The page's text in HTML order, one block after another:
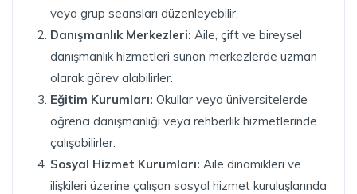
veya grup seansları düzenleyebilir.
Danışmanlık Merkezleri: Aile, çift ve bireysel
danışmanlık hizmetleri sunan merkezlerde uzman
olarak görev alabilirler.
Eğitim Kurumları: Okullar veya üniversitelerde
öğrenci danışmanlığı veya rehberlik hizmetlerinde
çalışabilirler.
Sosyal Hizmet Kurumları: Aile dinamikleri ve
ilişkileri üzerine çalışan sosyal hizmet kuruluşlarında